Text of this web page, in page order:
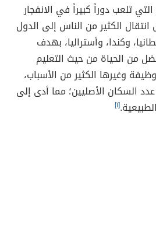
تلعب دوراً كبيراً في الانفجار
الكثير من الناس إلى الدول
وكندا، وأستراليا، بهدف
من الحياة من حيث التعليم
وغيرها الكثير من الأسباب،
السكان الأصليين؛ مما أدى إلى
[١]